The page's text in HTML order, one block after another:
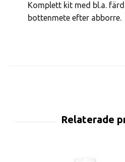
Komplett kit med bl.a.
bottenmete efter abborre.